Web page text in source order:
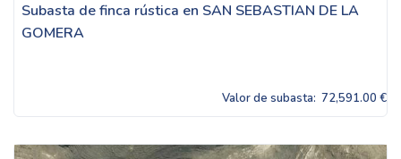
Subasta de finca rústica en SAN SEBASTIAN DE LA
GOMERA
Valor de subasta: 72,591.00 €